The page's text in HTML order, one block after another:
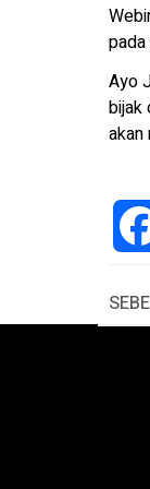
Ayo
bijak
akan